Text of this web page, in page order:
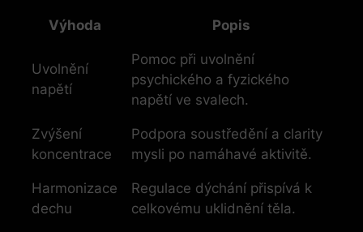
Výhoda Popis
Uvolnění
napětí
Pomoc při uvolnění
psychického a fyzického
napětí ve svalech.
Zvýšení
koncentrace
Podpora soustředění a clarity
mysli po namáhavé aktivitě.
Harmonizace
dechu
Regulace dýchání přispívá k
celkovému uklidnění těla.